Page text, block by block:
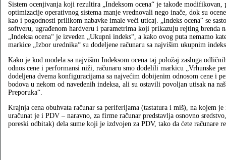
Sistem ocenjivanja koji rezultira „Indeksom ocena“ je takođe
optimizacije operativnog sistema manje vrednovali nego inače, dok su
kao i pogodnosti prilikom nabavke imale veći uticaj. „Indeks ocena“ se
softveru, ugrađenom hardveru i parametrima koji prikazuju rejting brenda
„Indeksa ocena“ je izveden „Ukupni indeks“, a kako ovog puta nemamo
markice „Izbor urednika“ su dodeljene računaru sa najvišim ukupnim
Kako je kod modela sa najvišim Indeksom ocena taj položaj zasluga
odnos cene i performansi niži, računaru smo dodelili markicu „Vrhunske
dodeljena dvema konfiguracijama sa najvećim dobijenim odnosom cene i
bodova u nekom od navedenih indeksa, ali su ostavili povoljan utisak na
Preporuka“.
Krajnja cena obuhvata računar sa periferijama (tastatura i miš), na kojem
uračunat je i PDV – naravno, za firme računar predstavlja osnovno
poreski odbitak) dela sume koji je izdvojen za PDV, tako da ćete računare